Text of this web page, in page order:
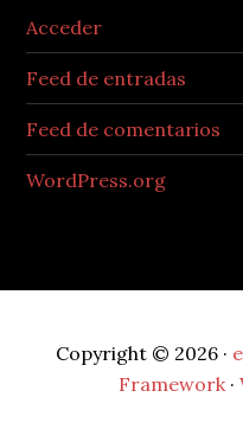
Acceder
Feed de entradas
Feed de comentarios
WordPress.org
Copyright © 2026 ·
Framework·